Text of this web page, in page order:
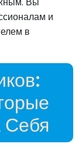
и
в
Себя